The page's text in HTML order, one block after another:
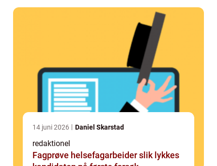
14 juni 2026 Daniel Skarstad
redaktionel
Fagprøve helsefagarbeider slik lykkes